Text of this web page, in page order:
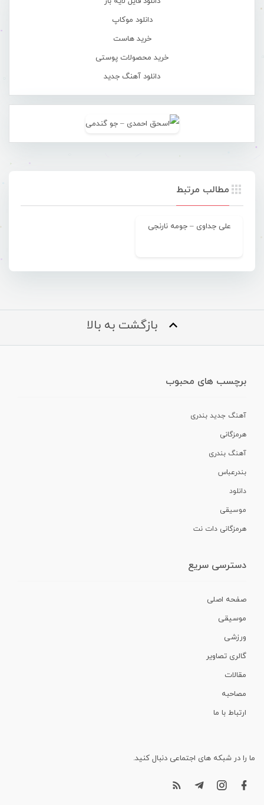
دانلود موکاپ
خرید هاست
خرید محصولات پوستی
دانلود آهنگ جدید
مطالب مرتبط
علی جداوی – جومه نارنجی
بازگشت به بالا
برچسب های محبوب
آهنگ جدید بندری
هرمزگانی
آهنگ بندری
بندرعباس
دانلود
موسیقی
هرمزگانی دات نت
دسترسی سریع
صفحه اصلی
موسیقی
ورزشی
گالری تصاویر
مقالات
مصاحبه
ارتباط با ما
ما را در شبکه های اجتماعی دنبال کنید.